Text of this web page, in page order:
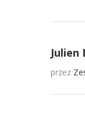
Julien
przez